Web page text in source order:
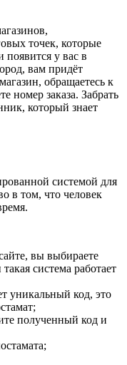
точек, которые
у вас в
вам придёт
обращаетесь к
номер заказа. Забрать
который знает
системой для
в том, что человек
вы выбираете
система работает
уникальный код, это
полученный код и